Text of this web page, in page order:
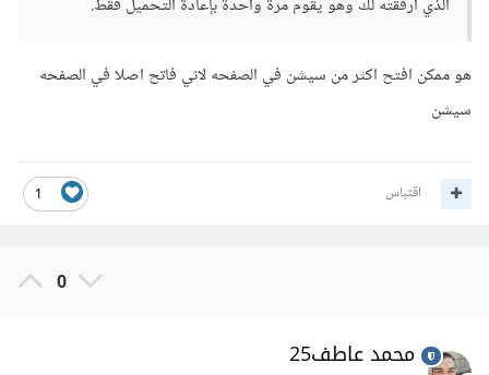
الذي أرفقته لك وهو يقوم مرة واحدة بإعادة التحميل فقط.
هو ممكن افتح اكثر من سيشن في الصفحه لاني فاتح اصلا في الصفحه
سيشن
1 اقتباس
0
محمد عاطف25